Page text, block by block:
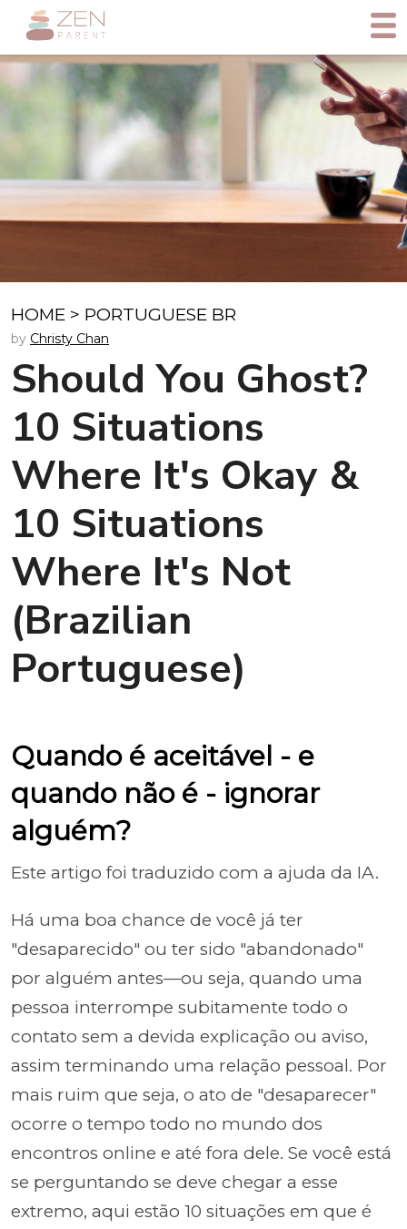
HOME > PORTUGUESE BR
by Christy Chan
Should You Ghost?
10 Situations
Where It's Okay &
10 Situations
Where It's Not
(Brazilian
Portuguese)
Quando é aceitável - e
quando não é - ignorar
alguém?
Este artigo foi traduzido com a ajuda da IA.
Há uma boa chance de você já ter
"desaparecido" ou ter sido "abandonado"
por alguém antes—ou seja, quando uma
pessoa interrompe subitamente todo o
contato sem a devida explicação ou aviso,
assim terminando uma relação pessoal. Por
mais ruim que seja, o ato de "desaparecer"
ocorre o tempo todo no mundo dos
encontros online e até fora dele. Se você está
se perguntando se deve chegar a esse
extremo, aqui estão 10 situações em que é